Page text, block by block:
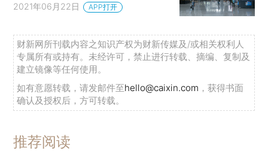
2021年06月22日 APP打开
财新网所刊载内容之知识产权为财新传媒及/或相关权利人
专属所有或持有。未经许可，禁止进行转载、摘编、复制及
建立镜像等任何使用。
如有意愿转载，请发邮件至hello@caixin.com ，获得书面
确认及授权后，方可转载。
推荐阅读